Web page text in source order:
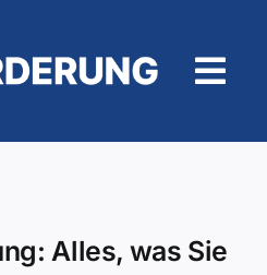
Alles, was Sie